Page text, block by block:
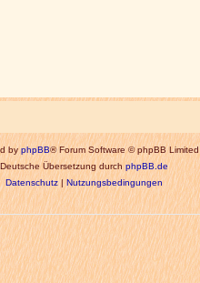
byphpBB® Forum Software © phpBB Limited
Deutsche Übersetzung durchphpBB.de
Datenschutz|Nutzungsbedingungen